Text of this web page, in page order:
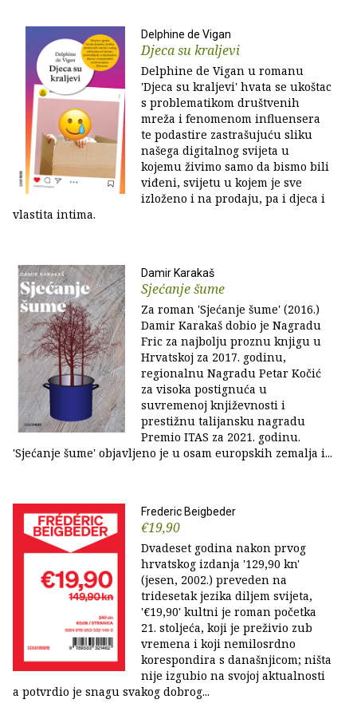
Delphine de Vigan
Djeca su kraljevi
Delphine de Vigan u romanu
'Djeca su kraljevi' hvata se ukoštac
s problematikom društvenih
mreža i fenomenom influensera
te podastire zastrašujuću sliku
našega digitalnog svijeta u
kojemu živimo samo da bismo bili
viđeni, svijetu u kojem je sve
izloženo i na prodaju, pa i djeca i
vlastita intima.
Damir Karakaš
Sjećanje šume
Za roman 'Sjećanje šume' (2016.)
Damir Karakaš dobio je Nagradu
Fric za najbolju proznu knjigu u
Hrvatskoj za 2017. godinu,
regionalnu Nagradu Petar Kočić
za visoka postignuća u
suvremenoj književnosti i
prestižnu talijansku nagradu
Premio ITAS za 2021. godinu.
'Sjećanje šume' objavljeno je u osam europskih zemalja i...
Frederic Beigbeder
€19,90
Dvadeset godina nakon prvog
hrvatskog izdanja '129,90 kn'
(jesen, 2002.) preveden na
tridesetak jezika diljem svijeta,
'€19,90' kultni je roman početka
21. stoljeća, koji je preživio zub
vremena i koji nemilosrdno
korespondira s današnjicom; ništa
nije izgubio na svojoj aktualnosti
a potvrdio je snagu svakog dobrog...